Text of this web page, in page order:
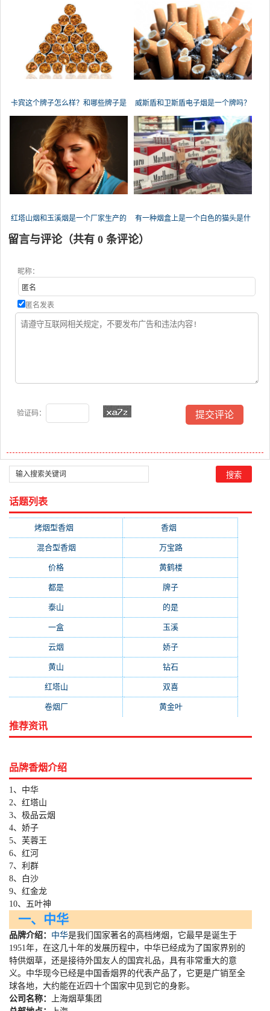
卡宾这个牌子怎么样？和哪些牌子是
一
威斯盾和卫斯盾电子烟是一个牌吗？
红塔山烟和玉溪烟是一个厂家生产的 有一种烟盒上是一个白色的猫头是什
留言与评论（共有 0 条评论）
昵称：
匿名发表
验证码：
话题列表
烤烟型香烟 香烟
混合型香烟 万宝路(331)
价格 黄鹤楼(315)
都是 牌子
泰山 的是
一盒 玉溪
云烟 娇子
黄山 钻石
红塔山 双喜
卷烟厂(154) 黄金叶(151)
推荐资讯
品牌香烟介绍
1、中华
2、红塔山
3、极品云烟
4、娇子
5、芙蓉王
6、红河
7、利群
8、白沙
9、红金龙
10、五叶神
一、中华
品牌介绍： 中华是我们国家著名的高档烤烟，它最早是诞生于
1951年，在这几十年的发展历程中，中华已经成为了国家界别的
特供烟草，还是接待外国友人的国宾礼品，具有非常重大的意
义。中华现今已经是中国香烟界的代表产品了，它更是广销至全
球各地，大约能在近四十个国家中见到它的身影。
公司名称：
上海烟草集团